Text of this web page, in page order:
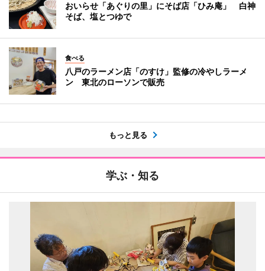
おいらせ「あぐりの里」にそば店「ひみ庵」 白神
そば、塩とつゆで
食べる
八戸のラーメン店「のすけ」監修の冷やしラーメ
ン 東北のローソンで販売
もっと見る
学ぶ・知る